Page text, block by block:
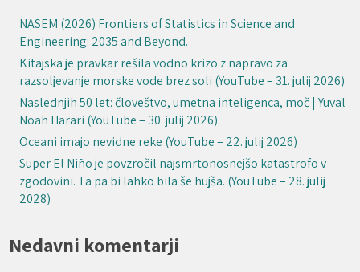
NASEM (2026) Frontiers of Statistics in Science and
Engineering: 2035 and Beyond.
Kitajska je pravkar rešila vodno krizo z napravo za
razsoljevanje morske vode brez soli (YouTube – 31. julij 2026)
Naslednjih 50 let: človeštvo, umetna inteligenca, moč | Yuval
Noah Harari (YouTube – 30. julij 2026)
Oceani imajo nevidne reke (YouTube – 22. julij 2026)
Super El Niño je povzročil najsmrtonosnejšo katastrofo v
zgodovini. Ta pa bi lahko bila še hujša. (YouTube – 28. julij
2028)
Nedavni komentarji